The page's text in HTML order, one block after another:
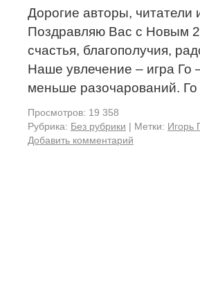
Дорогие авторы, читатели
Поздравляю Вас с Новым
счастья, благополучия,
Наше увлечение – игра Го
меньше разочарований.
Просмотров: 19 358
Рубрика: Без рубрики | Метки: Игорь
Добавить комментарий